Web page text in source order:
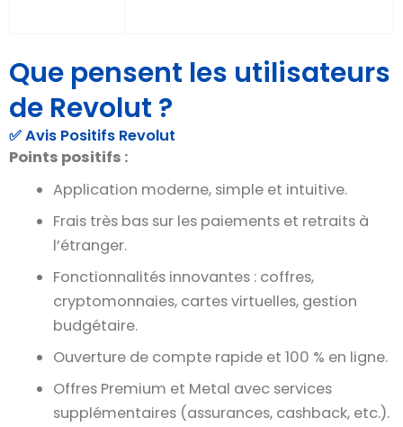
Que pensent les utilisateurs
de Revolut ?
✅ Avis Positifs Revolut
Points positifs :
Application moderne, simple et intuitive.
Frais très bas sur les paiements et retraits à
l’étranger.
Fonctionnalités innovantes : coffres,
cryptomonnaies, cartes virtuelles, gestion
budgétaire.
Ouverture de compte rapide et 100 % en ligne.
Offres Premium et Metal avec services
supplémentaires (assurances, cashback, etc.).